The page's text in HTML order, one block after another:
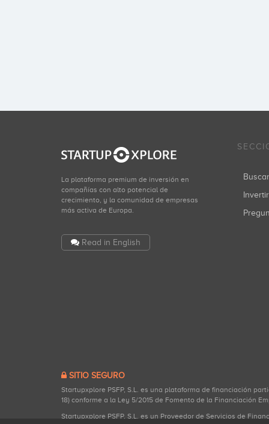
La plataforma premium de inversión en
compañías con alto potencial de
crecimiento, y la comunidad de empresas
más activa de Europa.
Read in English
SITIO SEGURO
Startupxplore PSFP, S.L. es una plataforma de financiación
18) conforme a la Ley 5/2015 de Fomento de la Financiación
Startupxplore PSFP, S.L. es un Proveedor de Servicios de